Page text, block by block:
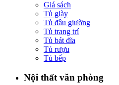
Giá sách
Tủ giày
Tủ đầu giường
Tủ trang trí
Tủ bát đĩa
Tủ rượu
Tủ bếp
Nội thất văn phòng